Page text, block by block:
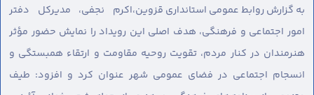
به گزارش روابط عمومی استانداری قزوین،اکرم نجفی، مدیرکل دفتر
امور اجتماعی و فرهنگی، هدف اصلی این رویداد را نمایش حضور مؤثر
هنرمندان در کنار مردم، تقویت روحیه مقاومت و ارتقاء همبستگی و
انسجام اجتماعی در فضای عمومی شهر عنوان کرد و افزود: طیف